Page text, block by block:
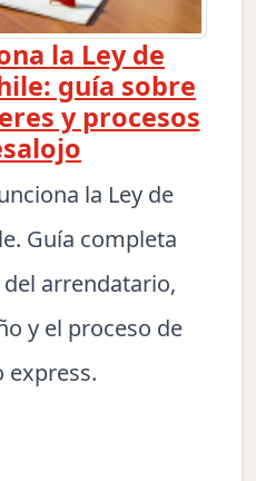
la Ley de
guía sobre
y procesos
la Ley de
Guía completa
arrendatario,
y el proceso de
express.